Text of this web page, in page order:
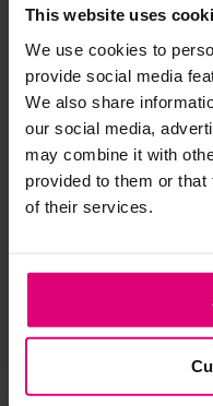
This website uses
We use cookies to
provide social media
We also share
our social media,
may combine it with
provided to them or
of their services.
Strijkijzer/
Kledingstukken met
van het strijkijzer en/of
spijkerbroeken is elastine
niet gestreken worden
Twijfels? Wij staan klaar
Dreamstar